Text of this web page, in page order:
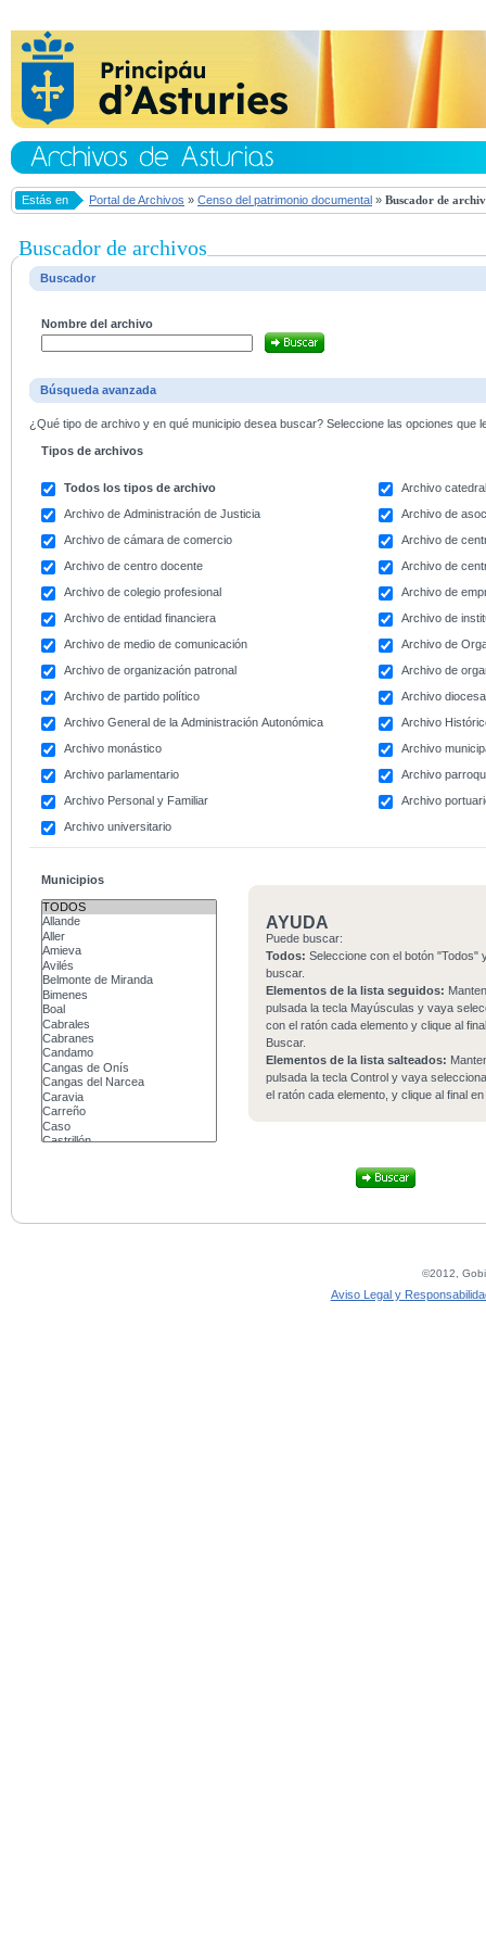
Estás en Portal de Archivos » Censo del patrimonio documental » Buscador de
Buscador de archivos
Buscador
Nombre del archivo
Búsqueda avanzada
¿Qué tipo de archivo y en qué municipio desea buscar? Seleccione las opciones que
Tipos de archivos
Todos los tipos de archivo
Archivo
Archivo de Administración de Justicia
Archivo de
Archivo de cámara de comercio
Archivo de
Archivo de centro docente
Archivo de
Archivo de colegio profesional
Archivo de
Archivo de entidad financiera
Archivo de
Archivo de medio de comunicación
Archivo de
Archivo de organización patronal
Archivo de
Archivo de partido político
Archivo
Archivo General de la Administración Autonómica
Archivo
Archivo monástico
Archivo
Archivo parlamentario
Archivo
Archivo Personal y Familiar
Archivo
Archivo universitario
Municipios
AYUDA
Puede buscar:
Todos: Seleccione con el botón "Todos"
buscar.
Elementos de la lista seguidos:
pulsada la tecla Mayúsculas y vaya
con el ratón cada elemento y clique al
Buscar.
Elementos de la lista salteados:
pulsada la tecla Control y vaya
el ratón cada elemento, y clique al final
©2012,
Aviso Legal y